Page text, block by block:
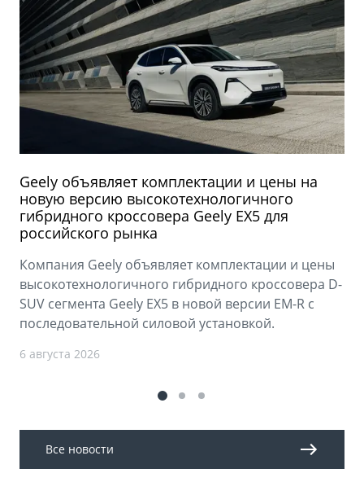
Geely объявляет комплектации и цены на
новую версию высокотехнологичного
гибридного кроссовера Geely EX5 для
российского рынка
Компания Geely объявляет комплектации и цены
высокотехнологичного гибридного кроссовера D-
SUV сегмента Geely EX5 в новой версии EM-R с
последовательной силовой установкой.
6 августа 2026
Все новости